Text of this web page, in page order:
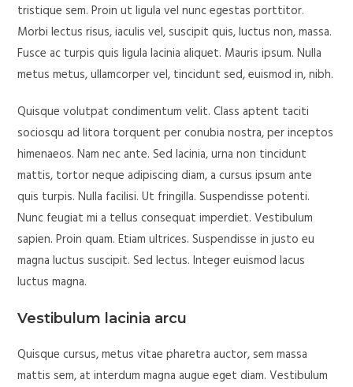
tristique sem. Proin ut ligula vel nunc egestas porttitor.
Morbi lectus risus, iaculis vel, suscipit quis, luctus non, massa.
Fusce ac turpis quis ligula lacinia aliquet. Mauris ipsum. Nulla
metus metus, ullamcorper vel, tincidunt sed, euismod in, nibh.
Quisque volutpat condimentum velit. Class aptent taciti
sociosqu ad litora torquent per conubia nostra, per inceptos
himenaeos. Nam nec ante. Sed lacinia, urna non tincidunt
mattis, tortor neque adipiscing diam, a cursus ipsum ante
quis turpis. Nulla facilisi. Ut fringilla. Suspendisse potenti.
Nunc feugiat mi a tellus consequat imperdiet. Vestibulum
sapien. Proin quam. Etiam ultrices. Suspendisse in justo eu
magna luctus suscipit. Sed lectus. Integer euismod lacus
luctus magna.
Vestibulum lacinia arcu
Quisque cursus, metus vitae pharetra auctor, sem massa
mattis sem, at interdum magna augue eget diam. Vestibulum